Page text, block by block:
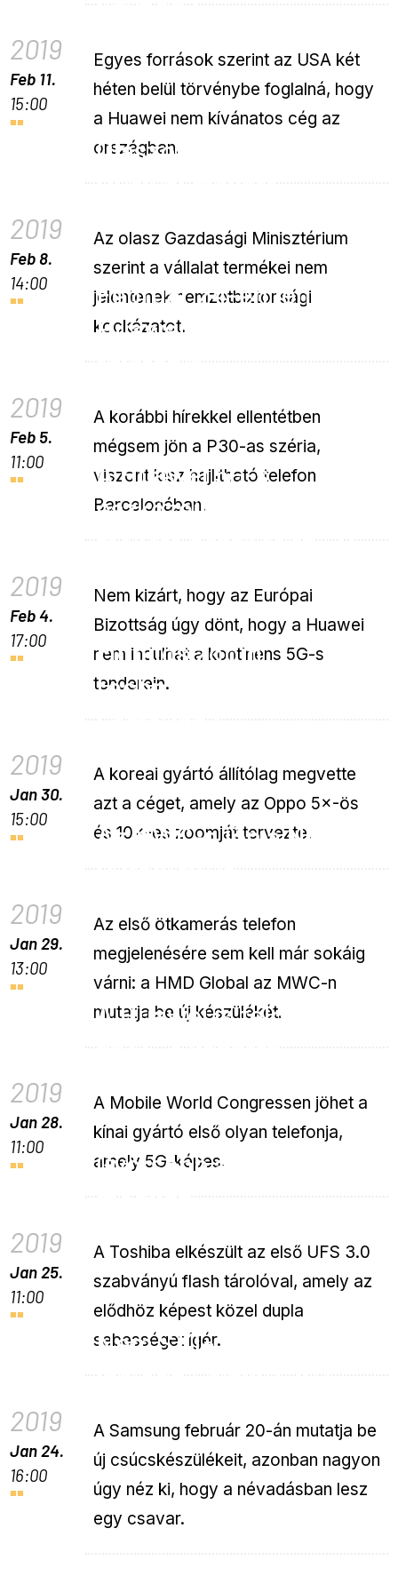
2019
Feb 11.
15:00
Egyes források szerint az USA két
héten belül törvénybe foglalná, hogy
a Huawei nem kívánatos cég az
országban.
2019
Feb 8.
14:00
Olaszország kiáll a
Az olasz Gazdasági Minisztérium
szerint a vállalat termékei nem
jelentenek nemzetbiztonsági
kockázatot.
2019
Feb 5.
11:00
Február 24-én jön a
Huawei hajlítható
A korábbi hírekkel ellentétben
mégsem jön a P30-as széria,
viszont lesz hajlítható telefon
Barcelonában.
2019
Feb 4.
17:00
A Huawei 5G-s
eszközeinek betiltása
Nem kizárt, hogy az Európai
Bizottság úgy dönt, hogy a Huawei
nem indulhat a kontinens 5G-s
tenderein.
2019
Jan 30.
15:00
Mobilos zoom
technológiát vásárolt a
A koreai gyártó állítólag megvette
azt a céget, amely az Oppo 5×-ös
és 10×-es zoomját tervezte.
2019
Jan 29.
13:00
Az MWC-n jön a Nokia 9
Az első ötkamerás telefon
megjelenésére sem kell már sokáig
várni: a HMD Global az MWC-n
mutatja be új készülékét.
2019
Jan 28.
11:00
A Huawei is felpattan
A Mobile World Congressen jöhet a
kínai gyártó első olyan telefonja,
amely 5G-képes.
2019
Jan 25.
11:00
Gyorsabb adatelérés
A Toshiba elkészült az első UFS 3.0
szabványú flash tárolóval, amely az
elődhöz képest közel dupla
sebességet ígér.
2019
Jan 24.
16:00
Nem S10+ lesz a
A Samsung február 20-án mutatja be
új csúcskészülékeit, azonban nagyon
úgy néz ki, hogy a névadásban lesz
egy csavar.